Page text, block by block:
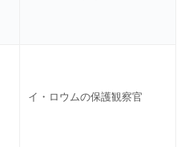
イ・ロウムの保護観察官